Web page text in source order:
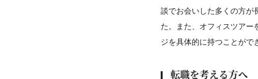
談でお会いした多くの方が
た。また、オフィスツアー
ジを具体的に持つことがで
転職を考える方へ